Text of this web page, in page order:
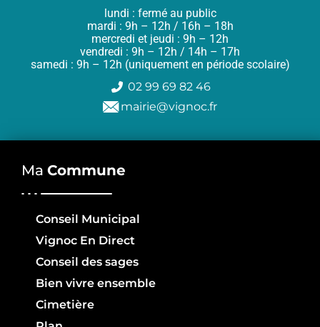
lundi : fermé au public
mardi : 9h – 12h / 16h – 18h
mercredi et jeudi : 9h – 12h
vendredi : 9h – 12h / 14h – 17h
samedi : 9h – 12h (uniquement en période scolaire)
02 99 69 82 46
mairie@vignoc.fr
Ma Commune
Conseil Municipal
Vignoc En Direct
Conseil des sages
Bien vivre ensemble
Cimetière